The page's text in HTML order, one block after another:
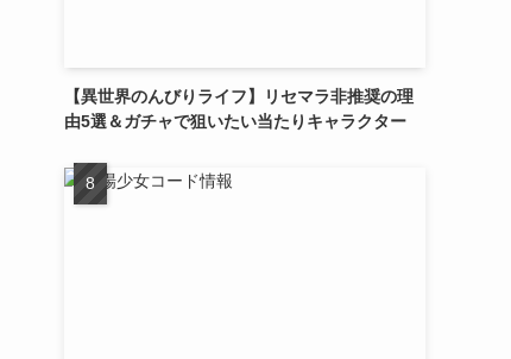
【異世界のんびりライフ】リセマラ非推奨の理
由5選＆ガチャで狙いたい当たりキャラクター